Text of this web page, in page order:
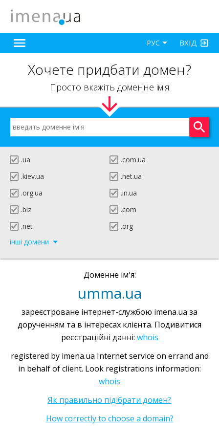
ВХІД
РУС
Хочете придбати домен?
Просто вкажіть доменне ім'я
.ua
.com.ua
.kiev.ua
.net.ua
.org.ua
.in.ua
.biz
.com
.net
.org
інші домени
Доменне ім'я:
umma.ua
зареєстроване інтернет-службою imena.ua за
дорученням та в інтересах клієнта. Подивитися
реєстраційні данні: whois
registered by imena.ua Internet service on errand and
in behalf of client. Look registrations information:
whois
Як правильно підібрати домен?
How correctly to choose a domain?